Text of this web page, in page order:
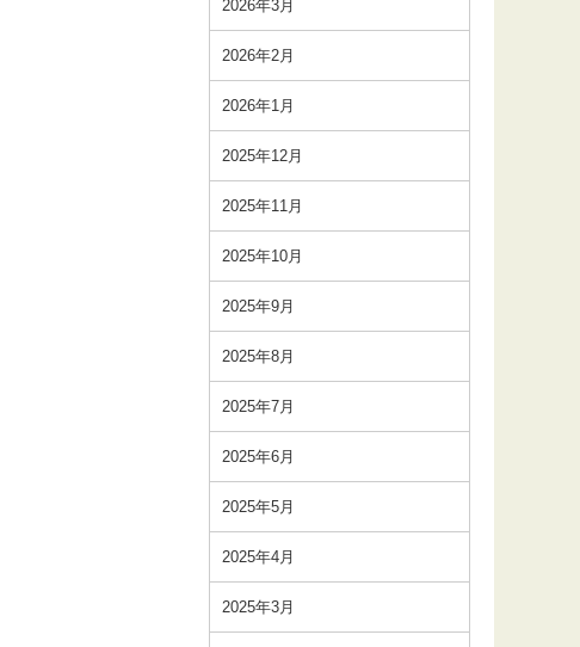
2026年3月
2026年2月
2026年1月
2025年12月
2025年11月
2025年10月
2025年9月
2025年8月
2025年7月
2025年6月
2025年5月
2025年4月
2025年3月